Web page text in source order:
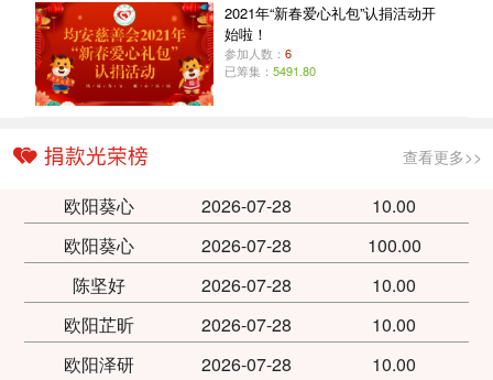
2021年“新春爱心礼包”认捐活动开
始啦！
参加人数： 6
已筹集： 5491.80
查看更多>>
欧阳葵心 2026-07-28
10.00
欧阳葵心
2026-07-28
100.00
陈坚好
2026-07-28
10.00
欧阳芷昕
2026-07-28
10.00
欧阳泽研
2026-07-28
10.00